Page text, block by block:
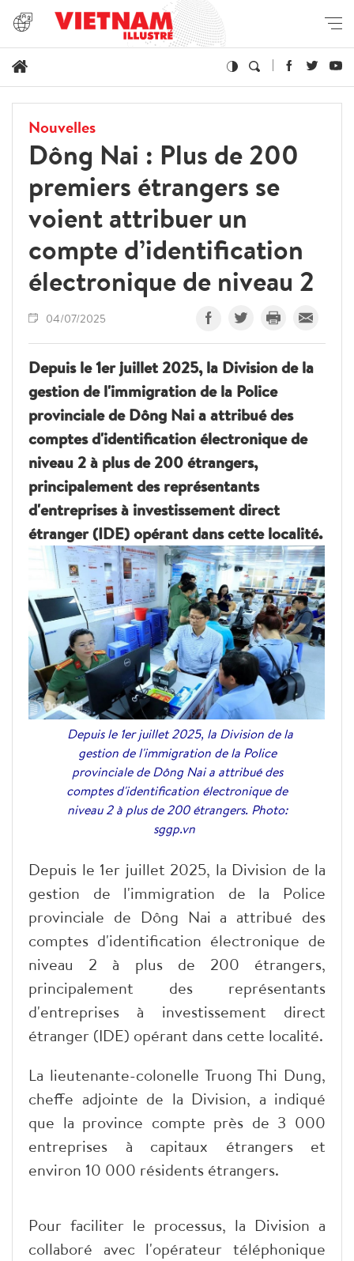
Nouvelles
Dông Nai : Plus de 200
premiers étrangers se
voient attribuer un
compte d’identification
électronique de niveau 2
04/07/2025
Depuis le 1er juillet 2025, la Division de la
gestion de l'immigration de la Police
provinciale de Dông Nai a attribué des
comptes d'identification électronique de
niveau 2 à plus de 200 étrangers,
principalement des représentants
d'entreprises à investissement direct
étranger (IDE) opérant dans cette localité.
Depuis le 1er juillet 2025, la Division de la
gestion de l'immigration de la Police
provinciale de Dông Nai a attribué des
comptes d'identification électronique de
niveau 2 à plus de 200 étrangers. Photo:
sggp.vn
Depuis le 1er juillet 2025, la Division de la
gestion de l'immigration de la Police
provinciale de Dông Nai a attribué des
comptes d'identification électronique de
niveau 2 à plus de 200 étrangers,
principalement des représentants
d'entreprises à investissement direct
étranger (IDE) opérant dans cette localité.
La lieutenante-colonelle Truong Thi Dung,
cheffe adjointe de la Division, a indiqué
que la province compte près de 3 000
entreprises à capitaux étrangers et
environ 10 000 résidents étrangers.
Pour faciliter le processus, la Division a
collaboré avec l'opérateur téléphonique